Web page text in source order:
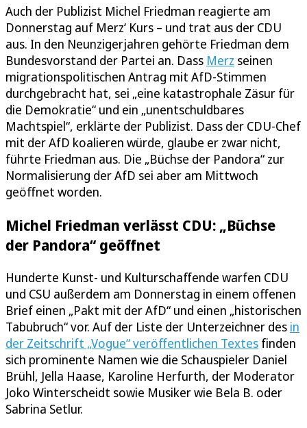
Auch der Publizist Michel Friedman reagierte am
Donnerstag auf Merz‘ Kurs – und trat aus der CDU
aus. In den Neunzigerjahren gehörte Friedman dem
Bundesvorstand der Partei an. Dass Merz seinen
migrationspolitischen Antrag mit AfD-Stimmen
durchgebracht hat, sei „eine katastrophale Zäsur für
die Demokratie“ und ein „unentschuldbares
Machtspiel“, erklärte der Publizist. Dass der CDU-Chef
mit der AfD koalieren würde, glaube er zwar nicht,
führte Friedman aus. Die „Büchse der Pandora“ zur
Normalisierung der AfD sei aber am Mittwoch
geöffnet worden.
Michel Friedman verlässt CDU: „Büchse
der Pandora“ geöffnet
Hunderte Kunst- und Kulturschaffende warfen CDU
und CSU außerdem am Donnerstag in einem offenen
Brief einen „Pakt mit der AfD“ und einen „historischen
Tabubruch“ vor. Auf der Liste der Unterzeichner des in
der Zeitschrift „Vogue“ veröffentlichen Textes finden
sich prominente Namen wie die Schauspieler Daniel
Brühl, Jella Haase, Karoline Herfurth, der Moderator
Joko Winterscheidt sowie Musiker wie Bela B. oder
Sabrina Setlur.